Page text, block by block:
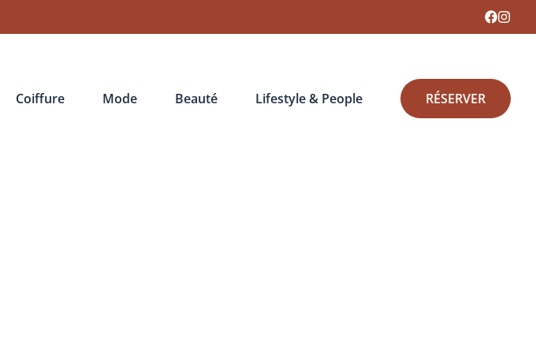
Coiffure Mode Beauté Lifestyle & People RÉSERVER